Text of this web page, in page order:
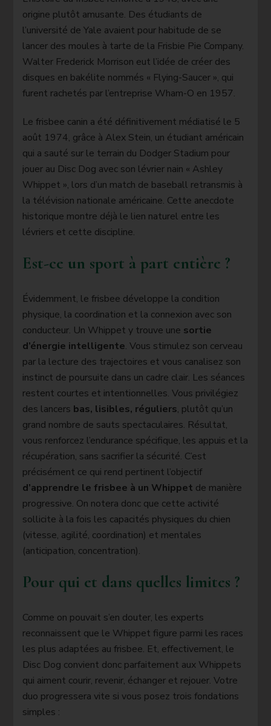
origine plutôt amusante. Des étudiants de
l’université de Yale avaient pour habitude de se
lancer des moules à tarte de la Frisbie Pie Company.
Walter Frederick Morrison eut l’idée de créer des
disques en bakélite nommés « Flying-Saucer », qui
furent rachetés par l’entreprise Wham-O en 1957.
Le frisbee canin a été définitivement médiatisé le 5
août 1974, grâce à Alex Stein, un étudiant américain
qui a sauté sur le terrain du Dodger Stadium pour
jouer au Disc Dog avec son lévrier nain « Ashley
Whippet », lors d’un match de baseball retransmis à
la télévision nationale américaine. Cette anecdote
historique montre déjà le lien naturel entre les
lévriers et cette discipline.
Est-ce un sport à part entière ?
Évidemment, le frisbee développe la condition
physique, la coordination et la connexion avec son
conducteur. Un Whippet y trouve une sortie
d’énergie intelligente. Vous stimulez son cerveau
par la lecture des trajectoires et vous canalisez son
instinct de poursuite dans un cadre clair. Les séances
restent courtes et intentionnelles. Vous privilégiez
des lancers bas, lisibles, réguliers, plutôt qu’un
grand nombre de sauts spectaculaires. Résultat,
vous renforcez l’endurance spécifique, les appuis et la
récupération, sans sacrifier la sécurité. C’est
précisément ce qui rend pertinent l’objectif
d’apprendre le frisbee à un Whippet de manière
progressive. On notera donc que cette activité
sollicite à la fois les capacités physiques du chien
(vitesse, agilité, coordination) et mentales
(anticipation, concentration).
Pour qui et dans quelles limites ?
Comme on pouvait s’en douter, les experts
reconnaissent que le Whippet figure parmi les races
les plus adaptées au frisbee. Et, effectivement, le
Disc Dog convient donc parfaitement aux Whippets
qui aiment courir, revenir, échanger et rejouer. Votre
duo progressera vite si vous posez trois fondations
simples :